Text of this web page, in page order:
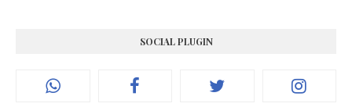
SOCIAL PLUGIN